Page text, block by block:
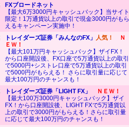
FXブロードネット
【最大6万3000円キャッシュバック】当サイト
限定！1万通貨以上の取引で現金3000円がもら
えるキャンペーン実施中！
トレイダーズ証券「みんなのFX」 人気！
Ｎ
ＥＷ！
【最大101万円キャッシュバック】ザイFX！
から口座開設後、FX口座で5万通貨以上の取引
で5000円+シストレ口座で5万通貨以上の取引
で5000円がもらえる！ さらに取引量に応じて
最大100万円のチャンスも！
トレイダーズ証券「LIGHT FX」
ＮＥＷ！
【最大100万3000円キャッシュバック】ザイ
FX！から口座開設後、LIGHT FXで5万通貨以
上の取引で3000円がもらえる！さらに取引量
に応じて最大100万円のチャンスも！